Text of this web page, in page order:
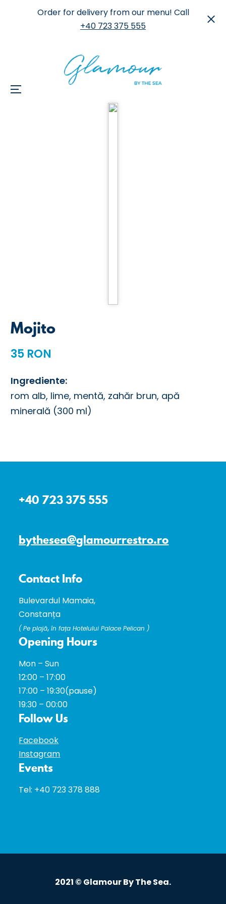
Order for delivery from our menu! Call
+40 723 375 555
Menu
Mojito
35 RON
Ingrediente:
rom alb, lime, mentă, zahăr brun, apă
minerală (300 ml)
+40 723 375 555
bythesea@glamourrestro.ro
Contact Info
Bulevardul Mamaia,
Constanța
(Pe plajă, în fața Hotelului Palace Pelican )
Opening Hours
Mon – Sun
12:00 – 17:00
17:00 – 19:30(pause)
19:30 – 00:00
Follow Us
Facebook
Instagram
Events
Tel: +40 723 378 888
2021 © Glamour By The Sea.